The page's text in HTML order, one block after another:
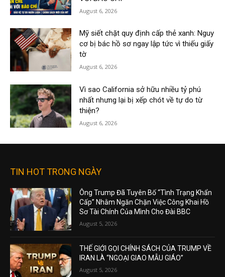
August 6, 2026
Mỹ siết chặt quy định cấp thẻ xanh: Nguy
cơ bị bác hồ sơ ngay lập tức vì thiếu giấy
tờ
August 6, 2026
Vì sao California sở hữu nhiều tỷ phú
nhất nhưng lại bị xếp chót về tự do từ
thiện?
August 6, 2026
TIN HOT TRONG NGÀY
Ông Trump Đã Tuyên Bố “Tình Trạng Khẩn
Cấp” Nhằm Ngăn Chặn Việc Công Khai Hồ
Sơ Tài Chính Của Mình Cho Đài BBC
August 5, 2026
THẾ GIỚI GỌI CHÍNH SÁCH CỦA TRUMP VỀ
IRAN LÀ “NGOẠI GIAO MẪU GIÁO”
August 5, 2026